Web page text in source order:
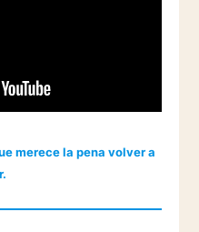
merece la pena volver a